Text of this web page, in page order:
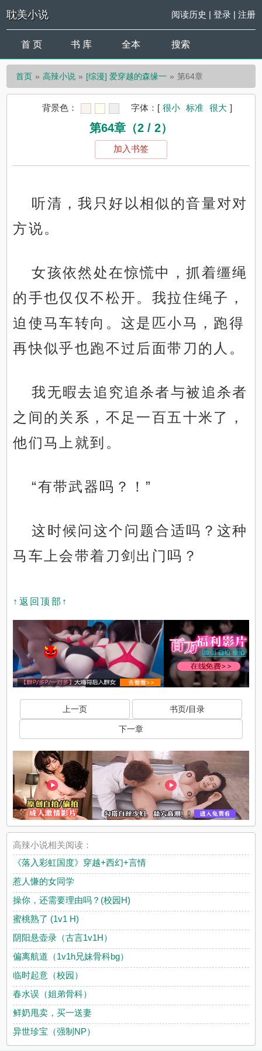
耽美小说 阅读历史 | 登录| 注册
首 页 书 库 全本 搜索
首页 高辣小说 [综漫] 爱穿越的森缘一 第64章
背景色： 字体： [ 很小 标准 很大 ]
第64章（2 / 2）
加入书签
听清，我只好以相似的音量对对
方说。
女孩依然处在惊慌中，抓着缰绳
的手也仅仅不松开。我拉住绳子，
迫使马车转向。这是匹小马，跑得
再快似乎也跑不过后面带刀的人。
我无暇去追究追杀者与被追杀者
之间的关系，不足一百五十米了，
他们马上就到。
“有带武器吗？！”
这时候问这个问题合适吗？这种
马车上会带着刀剑出门吗？
↑返回顶部↑
上一页 书页/目录
下一章
高辣小说相关阅读：
《落入彩虹国度》穿越+西幻+言情
惹人慊的女同学
操你，还需要理由吗？(校园H)
蜜桃熟了 (1v1 H)
阴阳悬壶录（古言1v1H）
偏离航道（1v1h兄妹骨科bg）
临时起意（校园）
春水误（姐弟骨科）
鲜奶甩卖，买一送妻
异世珍宝（强制NP）